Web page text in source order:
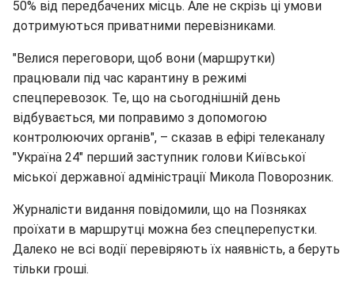
50% від передбачених місць. Але не скрізь ці умови
дотримуються приватними перевізниками.
"Велися переговори, щоб вони (маршрутки)
працювали під час карантину в режимі
спецперевозок. Те, що на сьогоднішній день
відбувається, ми поправимо з допомогою
контролюючих органів", – сказав в ефірі телеканалу
"Україна 24" перший заступник голови Київської
міської державної адміністрації Микола Поворозник.
Журналісти видання повідомили, що на Позняках
проїхати в маршрутці можна без спецперепустки.
Далеко не всі водії перевіряють їх наявність, а беруть
тільки гроші.